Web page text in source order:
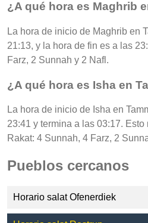
¿A qué hora es Maghrib
La hora de inicio de Maghrib en
21:13, y la hora de fin es a las
Farz, 2 Sunnah y 2 Nafl.
¿A qué hora es Isha en
La hora de inicio de Isha en
23:41 y termina a las 03:17.
Rakat: 4 Sunnah, 4 Farz, 2
Pueblos cercanos
Horario salat Ofenerdiek